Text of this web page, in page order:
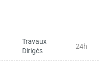
Travaux
Dirigés
24h